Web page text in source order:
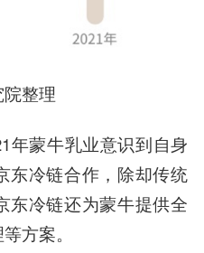
整理
年蒙牛乳业意识到自身
东冷链合作，除却传统
东冷链还为蒙牛提供全
方案。